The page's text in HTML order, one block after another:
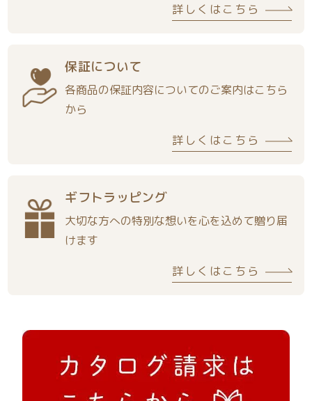
詳しくはこちら
保証について
各商品の保証内容についてのご案内はこちら
から
詳しくはこちら
ギフトラッピング
大切な方への特別な想いを心を込めて贈り届
けます
詳しくはこちら